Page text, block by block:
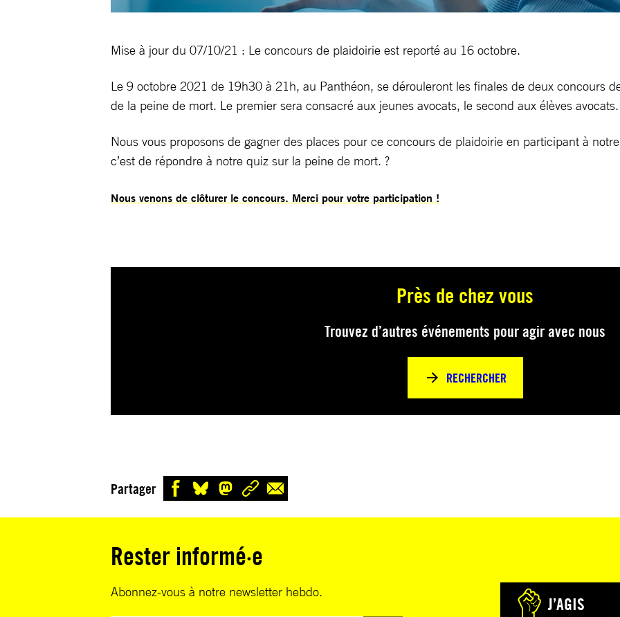
Mise à jour du 07/10/21 : Le concours de plaidoirie est reporté au 16 octobre.
Le 9 octobre 2021 de 19h30 à 21h, au Panthéon, se dérouleront les finales de deux concours
de la peine de mort. Le premier sera consacré aux jeunes avocats, le second aux élèves avocats.
Nous vous proposons de gagner des places pour ce concours de plaidoirie en participant à
c’est de répondre à notre quiz sur la peine de mort. ?
Nous venons de clôturer le concours. Merci pour votre participation !
Près de chez vous
Trouvez d’autres événements pour agir avec nous
RECHERCHER
Partager
Rester informé·e
Abonnez-vous à notre newsletter hebdo.
J’AGIS